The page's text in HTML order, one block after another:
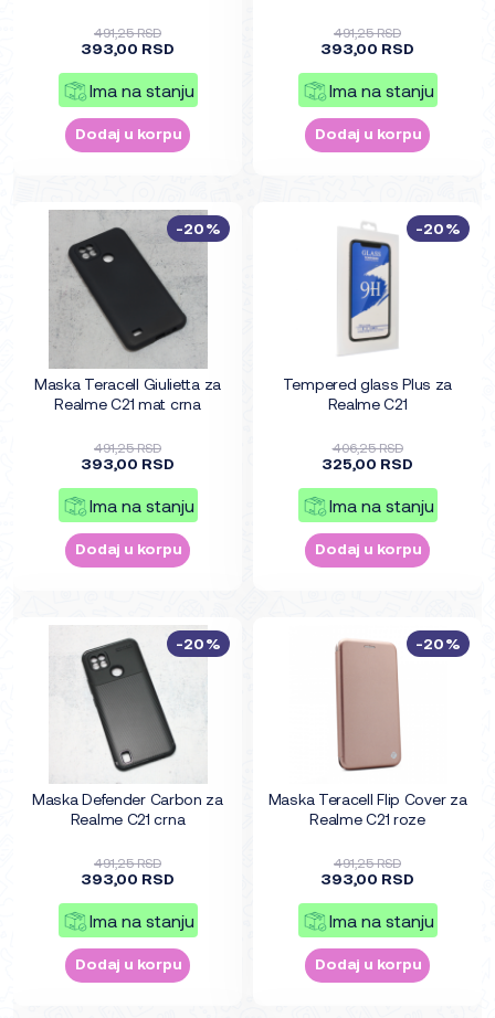
491,25 RSD
393,00 RSD
Ima na stanju
Dodaj u korpu
491,25 RSD
393,00 RSD
Ima na stanju
Dodaj u korpu
Maska Teracell Giulietta za
Realme C21 mat crna
491,25 RSD
393,00 RSD
Ima na stanju
Dodaj u korpu
-20%
Tempered glass Plus za
Realme C21
406,25 RSD
325,00 RSD
Ima na stanju
Dodaj u korpu
-20%
Maska Defender Carbon za
Realme C21 crna
491,25 RSD
393,00 RSD
Ima na stanju
Dodaj u korpu
-20%
Maska Teracell Flip Cover za
Realme C21 roze
491,25 RSD
393,00 RSD
Ima na stanju
Dodaj u korpu
-20%